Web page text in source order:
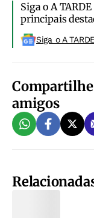
Siga o A
principais
Siga o A
Compartilhe
amigos